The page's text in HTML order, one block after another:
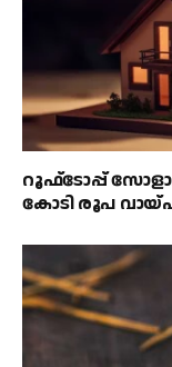
റൂഫ്‌ടോപ്പ്
കോടി രൂപ വായ്പ